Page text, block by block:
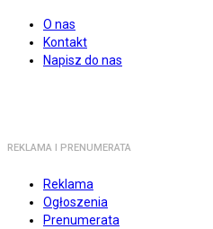
O nas
Kontakt
Napisz do nas
REKLAMA I PRENUMERATA
Reklama
Ogłoszenia
Prenumerata